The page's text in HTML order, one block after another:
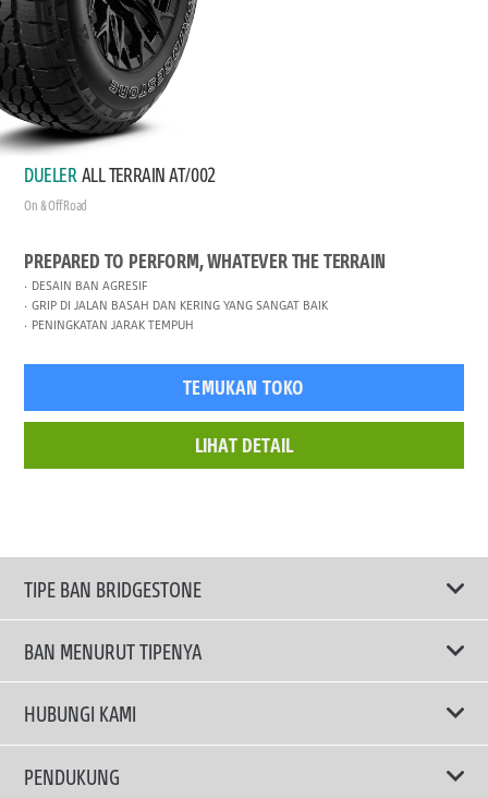
DUELER ALL TERRAIN AT/002
On & Off Road
PREPARED TO PERFORM, WHATEVER THE TERRAIN
DESAIN BAN AGRESIF
GRIP DI JALAN BASAH DAN KERING YANG SANGAT BAIK
PENINGKATAN JARAK TEMPUH
TEMUKAN TOKO
LIHAT DETAIL
TIPE BAN BRIDGESTONE
BAN MENURUT TIPENYA
Ban ENLITEN
Ban Performa
HUBUNGI KAMI
Email Kami
PENDUKUNG